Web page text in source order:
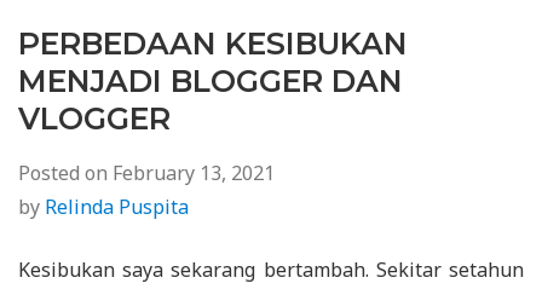
PERBEDAAN KESIBUKAN
MENJADI BLOGGER DAN
VLOGGER
Posted on February 13, 2021
by Relinda Puspita
Kesibukan saya sekarang bertambah. Sekitar setahun